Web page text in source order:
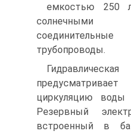
емкостью 250
солнечными
соединительные
трубопроводы.
циркуляцию воды
Резервный
встроенный в